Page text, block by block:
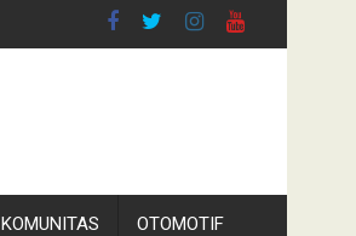
KOMUNITAS OTOMOTIF